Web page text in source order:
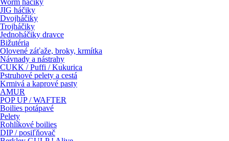
Worm háčiky
JIG háčiky
Dvojháčiky
Trojháčiky
Jednoháčiky dravce
Bižutéria
Olovené záťaže, broky, krmítka
Návnady a nástrahy
CUKK / Puffi / Kukurica
Pstruhové pelety a cestá
Krmivá a kaprové pasty
AMUR
POP UP / WAFTER
Boilies potápavé
Pelety
Rohlíkové boilies
DIP / posiľňovač